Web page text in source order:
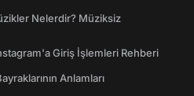
Nelerdir? Müziksiz
Giriş İşlemleri Rehberi
Anlamları